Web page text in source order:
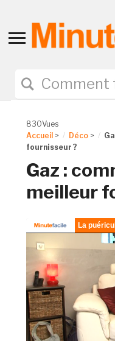
Toggle
navigation
830Vues
Accueil > Déco >
fournisseur ?
Gaz :
meilleur